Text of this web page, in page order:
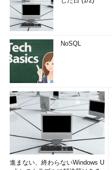
NoSQL
進まない、終わらないWindows U